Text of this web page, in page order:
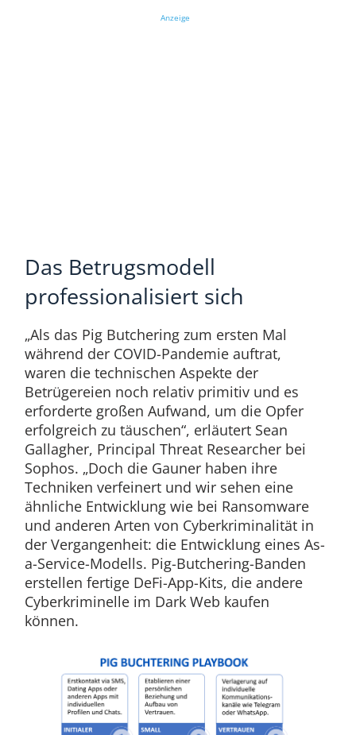
Anzeige
Das Betrugsmodell
professionalisiert sich
„Als das Pig Butchering zum ersten Mal
während der COVID-Pandemie auftrat,
waren die technischen Aspekte der
Betrügereien noch relativ primitiv und es
erforderte großen Aufwand, um die Opfer
erfolgreich zu täuschen“, erläutert Sean
Gallagher, Principal Threat Researcher bei
Sophos. „Doch die Gauner haben ihre
Techniken verfeinert und wir sehen eine
ähnliche Entwicklung wie bei Ransomware
und anderen Arten von Cyberkriminalität in
der Vergangenheit: die Entwicklung eines As-
a-Service-Modells. Pig-Butchering-Banden
erstellen fertige DeFi-App-Kits, die andere
Cyberkriminelle im Dark Web kaufen
können.